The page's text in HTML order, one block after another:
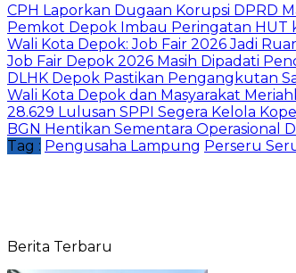
CPH Laporkan Dugaan Korupsi DPRD
Pemkot Depok Imbau Peringatan HUT
Wali Kota Depok: Job Fair 2026 Jadi
Job Fair Depok 2026 Masih Dipadati
DLHK Depok Pastikan Pengangkutan
Wali Kota Depok dan Masyarakat
28.629 Lulusan SPPI Segera Kelola
BGN Hentikan Sementara Operasional
Tag : Pengusaha Lampung Perseru
Berita Terbaru